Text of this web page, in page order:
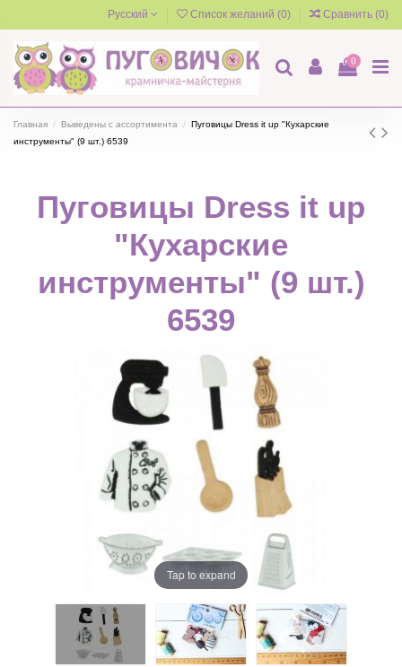
Русский Список желаний (0) Сравнить (0)
0
Главная Выведены с ассортимента
Пуговицы Dress it up "Кухарские
инструменты" (9 шт.) 6539
Пуговицы Dress it up
"Кухарские
инструменты" (9 шт.)
6539
Tap to expand